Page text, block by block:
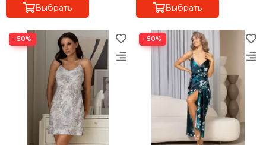
Выбрать Выбрать
−50% −50%